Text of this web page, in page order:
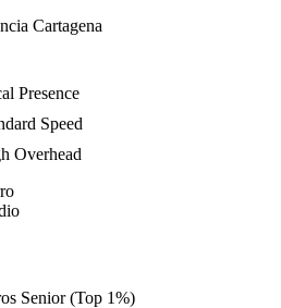
Cartagena
Presence
Speed
Overhead
Senior (Top 1%)